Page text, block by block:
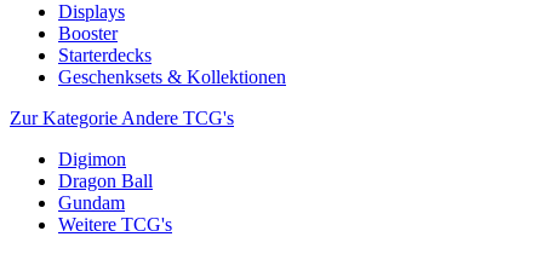
Displays
Booster
Starterdecks
Geschenksets & Kollektionen
Zur Kategorie Andere TCG's
Digimon
Dragon Ball
Gundam
Weitere TCG's